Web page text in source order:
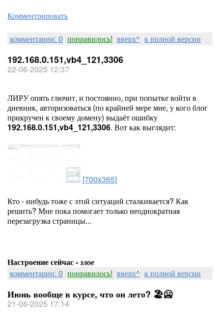
Комментрировать
комментарии: 0 понравилось! вверх^ к полной версии
192.168.0.151,vb4_121,3306
22-06-2025 12:37
ЛИРУ опять глючит, и постоянно, при попытке войти в
дневник, авторизоваться (по крайней мере мне, у кого блог
прикручен к своему домену) выдаёт ошибку
192.168.0.151,vb4_121,3306. Вот как выглядит:
[700x365]
Кто - нибудь тоже с этой ситуаций сталкивается? Как
решить? Мне пока помогает только неоднократная
перезагрузка страницы...
Настроение сейчас -злое
комментарии: 0 понравилось! вверх^ к полной версии
Июнь вообще в курсе, что он лето? 🏖🥶
21-06-2025 17:14